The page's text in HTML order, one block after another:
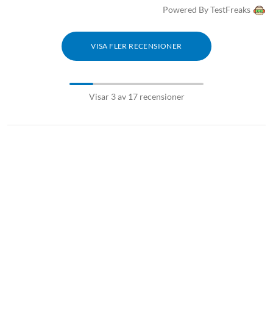
Powered By TestFreaks
VISA FLER RECENSIONER
Visar 3 av 17 recensioner